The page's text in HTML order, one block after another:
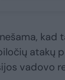
kad
atakų
vadovo